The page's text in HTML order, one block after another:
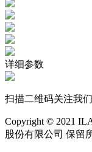
详细参数
扫描二维码关注我们
Copyright © 2021
股份有限公司 保留